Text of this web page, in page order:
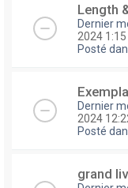
Length
Dernier
2024
Posté
Dernier
2024
Posté
grand